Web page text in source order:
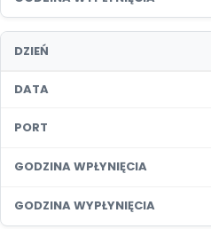
DZIEŃ
DATA
PORT
GODZINA WPŁYNIĘCIA
GODZINA WYPŁYNIĘCIA